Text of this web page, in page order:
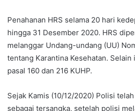
Penahanan HRS selama 20 hari
hingga 31 Desember 2020. HRS
melanggar Undang-undang (UU)
tentang Karantina Kesehatan. Selain
pasal 160 dan 216 KUHP.
Sejak Kamis (10/12/2020) Polisi
sebagai tersangka, setelah polisi